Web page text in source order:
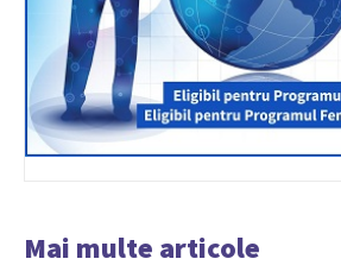
Mai multe articole